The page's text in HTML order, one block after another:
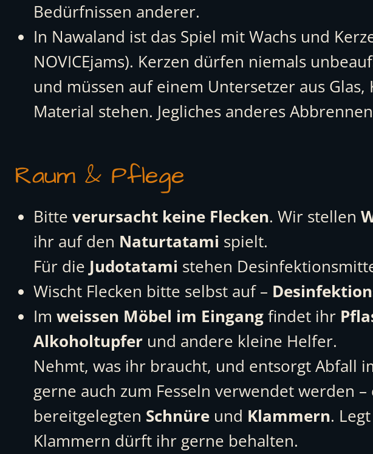
Bedürfnissen anderer.
In Nawaland ist das Spiel mit Wachs und
NOVICEjams). Kerzen dürfen niemals
und müssen auf einem Untersetzer aus
Material stehen. Jegliches anderes
Raum & Pflege
Bitteverursacht keine Flecken. Wir stellen
ihr auf den Naturtatami spielt.
Für die Judotatami stehen
Wischt Flecken bitte selbst auf –
Imweissen Möbel im Eingangfindet ihr
Alkoholtupfer und andere kleine Helfer.
Nehmt, was ihr braucht, und entsorgt Abfall
gerne auch zum Fesseln verwendet werden
bereitgelegten Schnüre und Klammern.
Klammern dürft ihr gerne behalten.